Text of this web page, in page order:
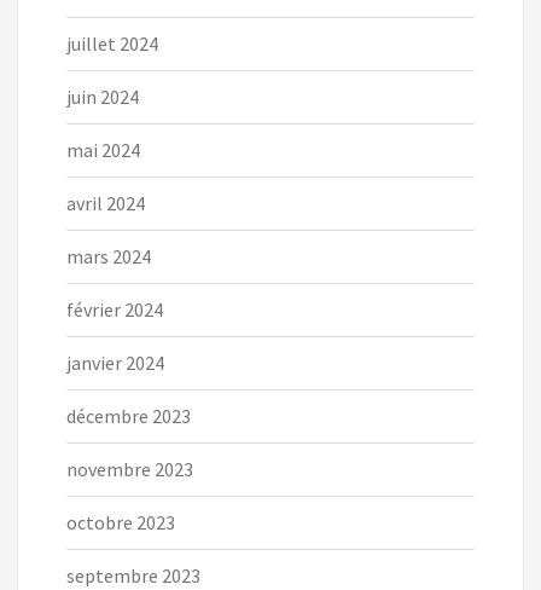
juillet 2024
juin 2024
mai 2024
avril 2024
mars 2024
février 2024
janvier 2024
décembre 2023
novembre 2023
octobre 2023
septembre 2023